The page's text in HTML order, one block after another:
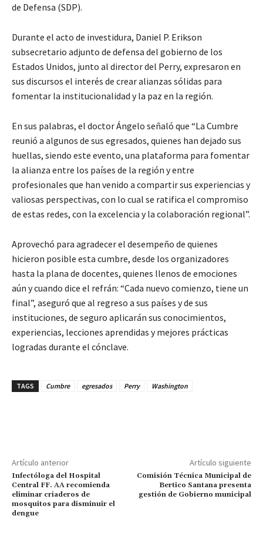
de Defensa (SDP).
Durante el acto de investidura, Daniel P. Erikson
subsecretario adjunto de defensa del gobierno de los
Estados Unidos, junto al director del Perry, expresaron en
sus discursos el interés de crear alianzas sólidas para
fomentar la institucionalidad y la paz en la región.
En sus palabras, el doctor Ángelo señaló que “La Cumbre
reunió a algunos de sus egresados, quienes han dejado sus
huellas, siendo este evento, una plataforma para fomentar
la alianza entre los países de la región y entre
profesionales que han venido a compartir sus experiencias y
valiosas perspectivas, con lo cual se ratifica el compromiso
de estas redes, con la excelencia y la colaboración regional”.
Aprovechó para agradecer el desempeño de quienes
hicieron posible esta cumbre, desde los organizadores
hasta la plana de docentes, quienes llenos de emociones
aún y cuando dice el refrán: “Cada nuevo comienzo, tiene un
final”, aseguró que al regreso a sus países y de sus
instituciones, de seguro aplicarán sus conocimientos,
experiencias, lecciones aprendidas y mejores prácticas
logradas durante el cónclave.
TAGS Cumbre egresados Perry Washington
Artículo anterior
Infectóloga del Hospital
Central FF. AA recomienda
eliminar criaderos de
mosquitos para disminuir el
dengue
Artículo siguiente
Comisión Técnica Municipal de
Bertico Santana presenta
gestión de Gobierno municipal